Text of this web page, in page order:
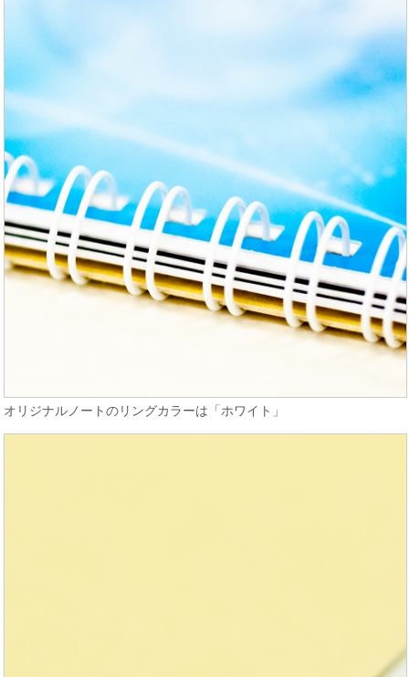
オリジナルノートのリングカラーは「ホワイト」